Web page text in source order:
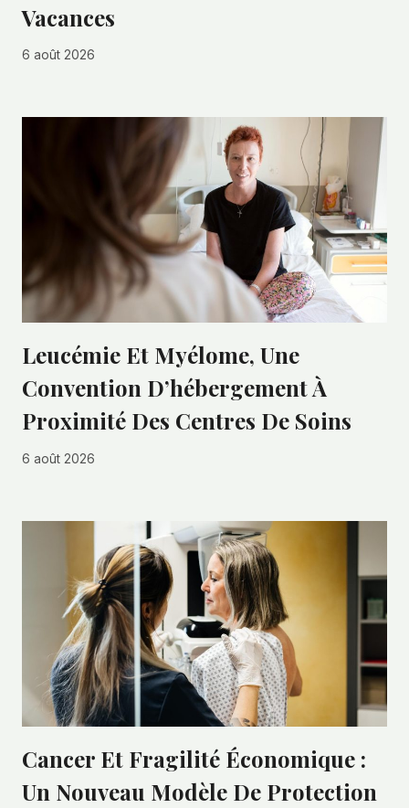
Vacances
6 août 2026
Leucémie Et Myélome, Une
Convention D’hébergement À
Proximité Des Centres De Soins
6 août 2026
Cancer Et Fragilité Économique :
Un Nouveau Modèle De Protection